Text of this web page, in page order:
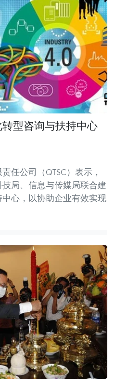
型咨询与扶持中心
任公司（QTSC）表示，
局、信息与传媒局联合建
心，以协助企业有效实现